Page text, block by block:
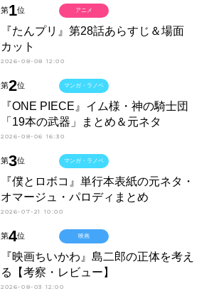
第1位
『たんプリ』第28話あらすじ＆場面
カット
2026-08-08 12:00
アニメ
第2位
『ONE PIECE』イム様・神の騎士団
「19本の武器」まとめ＆元ネタ
2026-08-06 16:30
マンガ・ラノベ
第3位
『僕とロボコ』単行本表紙の元ネタ・
オマージュ・パロディまとめ
2026-07-21 10:00
マンガ・ラノベ
第4位
『映画ちいかわ』島二郎の正体を考え
る【考察・レビュー】
2026-08-03 12:00
映画